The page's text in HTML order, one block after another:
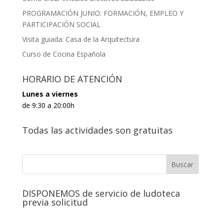
PROGRAMACIÓN JUNIO: FORMACIÓN, EMPLEO Y
PARTICIPACIÓN SOCIAL
Visita guiada: Casa de la Arquitectura
Curso de Cocina Española
HORARIO DE ATENCIÓN
Lunes a viernes
de 9:30 a 20:00h
Todas las actividades son gratuitas
DISPONEMOS de servicio de ludoteca
previa solicitud